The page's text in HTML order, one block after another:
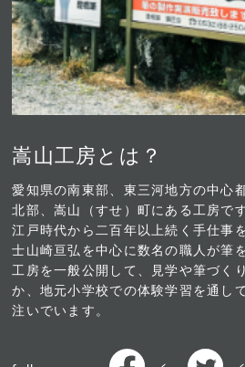
嵩山工房とは？
愛知県の南東部、東三河地方の中心
北部、嵩⼭（すせ）町にある⼯房です
江戸時代から二百年以上続く手仕事
士山崎亘弘を中⼼に数名の職⼈が筆
⼯房を⼀般公開して、⾒学や筆づく
か、地元⼩学校での体験学習を通し
注いでいます。